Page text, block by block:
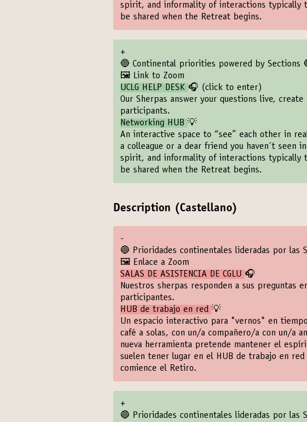
spirit, and informality of interactions typically
be shared when the Retreat begins.
+
🔵 Continental priorities powered by Sections
🖼️ Link to Zoom
UCLG HELP DESK 🎧 (click to enter)
Our Sherpas answer your questions live,
participants.
Networking HUB 💡
An interactive space to “see” each other in
a colleague or a dear friend you haven´t seen
spirit, and informality of interactions typically
be shared when the Retreat begins.
Description (Castellano)
-
🔵 Prioridades continentales lideradas por las
🖼️ Enlace a Zoom
SALAS DE ASISTENCIA DE CGLU 🎧
Nuestros sherpas responden a sus preguntas
participantes.
HUB de trabajo en red 💡
Un espacio interactivo para "vernos" en
café a solas, con un/a compañero/a con un/a
nueva herramienta pretende mantener el
suelen tener lugar en el HUB de trabajo en red
comience el Retiro.
+
🔵 Prioridades continentales lideradas por las